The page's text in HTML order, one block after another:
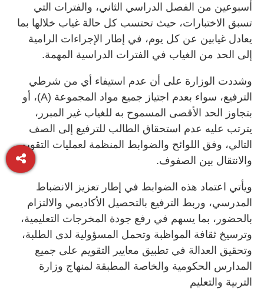
أسبوعين من الفصل الدراسي الثاني، والفترات التي
تسبق الاختبارات، حيث تحتسب كل حالة غياب خلالها بما
يعادل غيابين عن كل يوم، في إطار الإجراءات الرامية
إلى الحد من الغياب في الفترات الدراسية المهمة.
وشددت الوزارة على أن عدم استيفاء أي من شرطي
الترفيع، سواء بعدم اجتياز جميع مواد المجموعة (A)، أو
بتجاوز الحد الأقصى المسموح به للغياب غير المبرر،
يترتب عليه عدم استحقاق الطالب للترفيع إلى الصف
التالي، وفق اللوائح والضوابط المنظمة لعمليات التقويم
والانتقال بين الصفوف.
ويأتي اعتماد هذه الضوابط في إطار تعزيز الانضباط
المدرسي، وربط الترفيع بالتحصيل الأكاديمي والالتزام
بالحضور، بما يسهم في رفع جودة المخرجات التعليمية،
وترسيخ ثقافة المواظبة وتحمل المسؤولية لدى الطلبة،
وتحقيق العدالة في تطبيق معايير التقويم على جميع
المدارس الحكومية والخاصة المطبقة لمنهاج وزارة
التربية والتعليم